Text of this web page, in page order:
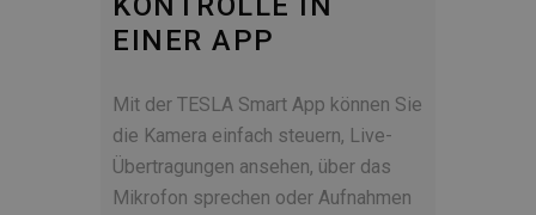
EINER APP
Mit der TESLA Smart App können Sie
die Kamera einfach steuern, Live-
Übertragungen ansehen, über das
Mikrofon sprechen oder Aufnahmen